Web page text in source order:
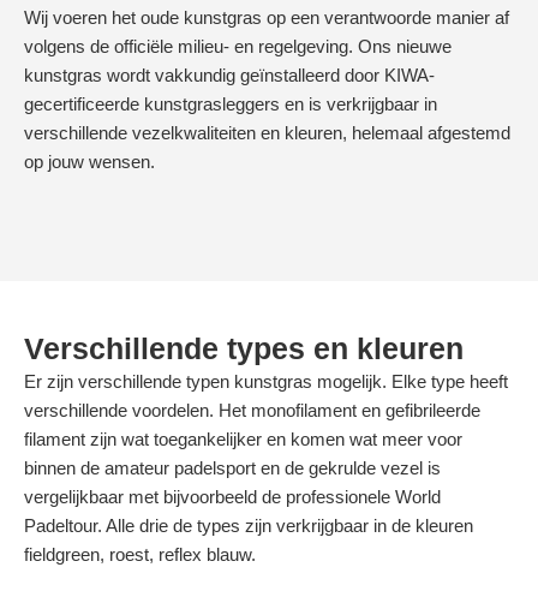
Wij voeren het oude kunstgras op een verantwoorde manier af
volgens de officiële milieu- en regelgeving. Ons nieuwe
kunstgras wordt vakkundig geïnstalleerd door KIWA-
gecertificeerde kunstgrasleggers en is verkrijgbaar in
verschillende vezelkwaliteiten en kleuren, helemaal afgestemd
op jouw wensen.
Verschillende types en kleuren
Er zijn verschillende typen kunstgras mogelijk. Elke type heeft
verschillende voordelen. Het monofilament en gefibrileerde
filament zijn wat toegankelijker en komen wat meer voor
binnen de amateur padelsport en de gekrulde vezel is
vergelijkbaar met bijvoorbeeld de professionele World
Padeltour. Alle drie de types zijn verkrijgbaar in de kleuren
fieldgreen, roest, reflex blauw.